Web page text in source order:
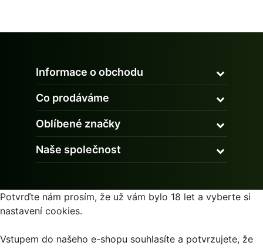
Informace o obchodu
Co prodáváme
Oblíbené značky
Naše společnost
Potvrďte nám prosím, že už vám bylo 18 let a vyberte si
nastavení cookies.
Vstupem do našeho e-shopu souhlasíte a potvrzujete, že